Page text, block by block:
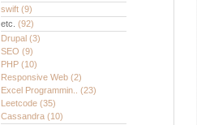
swift (9)
etc. (92)
Drupal (3)
SEO (9)
PHP (10)
Responsive Web (2)
Excel Programmin.. (23)
Leetcode (35)
Cassandra (10)